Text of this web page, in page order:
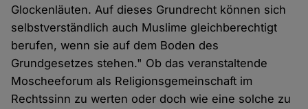
Glockenläuten. Auf dieses Grundrecht können sich
selbstverständlich auch Muslime gleichberechtigt
berufen, wenn sie auf dem Boden des
Grundgesetzes stehen." Ob das veranstaltende
Moscheeforum als Religionsgemeinschaft im
Rechtssinn zu werten oder doch wie eine solche zu